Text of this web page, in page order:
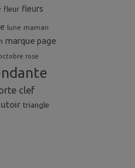
fleur fleurs
lune maman
marque page
rose
clef
triangle